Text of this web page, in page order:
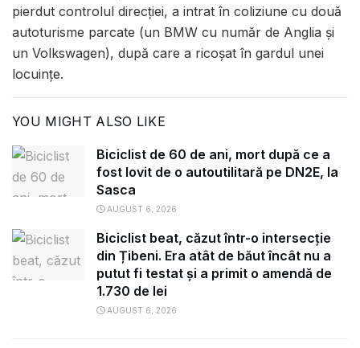
pierdut controlul direcției, a intrat în coliziune cu două
autoturisme parcate (un BMW cu număr de Anglia și
un Volkswagen), după care a ricoșat în gardul unei
locuințe.
YOU MIGHT ALSO LIKE
Biciclist de 60 de ani, mort după ce a
fost lovit de o autoutilitară pe DN2E, la
Sasca
AUGUST 6, 2026
Biciclist beat, căzut într-o intersecție
din Țibeni. Era atât de băut încât nu a
putut fi testat și a primit o amendă de
1.730 de lei
AUGUST 6, 2026